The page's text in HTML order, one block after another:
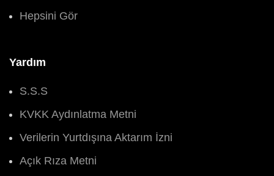
Hepsini Gör
Yardım
S.S.S
KVKK Aydınlatma Metni
Verilerin Yurtdışına Aktarım İzni
Açık Rıza Metni